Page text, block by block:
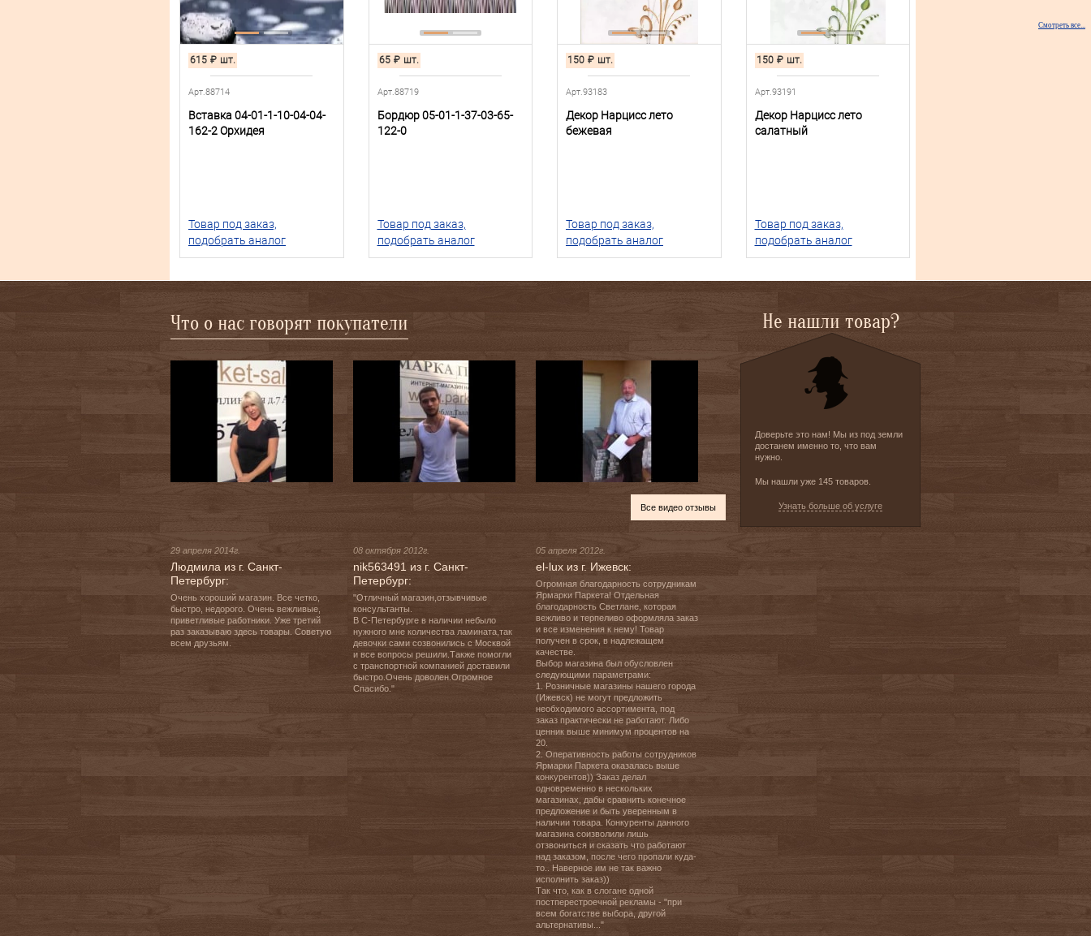
615 ₽ шт.
Арт.88714
Вставка 04-01-1-10-04-04-
162-2 Орхидея
Товар под заказ,
подобрать аналог
65 ₽ шт.
Арт.88719
Бордюр 05-01-1-37-03-65-
122-0
Товар под заказ,
подобрать аналог
150 ₽ шт.
Арт.93183
Декор Нарцисс лето
бежевая
Товар под заказ,
подобрать аналог
150 ₽ шт.
Арт.93191
Декор Нарцисс лето
салатный
Товар под заказ,
подобрать аналог
Смотреть все...
Что о нас говорят покупатели
Все видео отзывы
29 апреля 2014г.
Людмила из г. Санкт-
Петербург:
Очень хороший магазин. Все четко,
быстро, недорого. Очень вежливые,
приветливые работники. Уже третий
раз заказываю здесь товары. Советую
всем друзьям.
08 октября 2012г.
nik563491 из г. Санкт-
Петербург:
"Отличный магазин,отзывчивые
консультанты.
В С-Петербурге в наличии небыло
нужного мне количества ламината,так
девочки сами созвонились с Москвой
и все вопросы решили.Также помогли
с транспортной компанией доставили
быстро.Очень доволен.Огромное
Спасибо."
05 апреля 2012г.
el-lux из г. Ижевск:
Огромная благодарность сотрудникам
Ярмарки Паркета! Отдельная
благодарность Светлане, которая
вежливо и терпеливо оформляла заказ
и все изменения к нему! Товар
получен в срок, в надлежащем
качестве.
Выбор магазина был обусловлен
следующими параметрами:
1. Розничные магазины нашего города
(Ижевск) не могут предложить
необходимого ассортимента, под
заказ практически не работают. Либо
ценник выше минимум процентов на
20.
2. Оперативность работы сотрудников
Ярмарки Паркета оказалась выше
конкурентов)) Заказ делал
одновременно в нескольких
магазинах, дабы сравнить конечное
предложение и быть уверенным в
наличии товара. Конкуренты данного
магазина соизволили лишь
отзвониться и сказать что работают
над заказом, после чего пропали куда-
то.. Наверное им не так важно
исполнить заказ))
Так что, как в слогане одной
постперестроечной рекламы - "при
всем богатстве выбора, другой
альтернативы..."
Не нашли товар?
Доверьте это нам! Мы из под земли
достанем именно то, что вам
нужно.
Мы нашли уже 145 товаров.
Узнать больше об услуге